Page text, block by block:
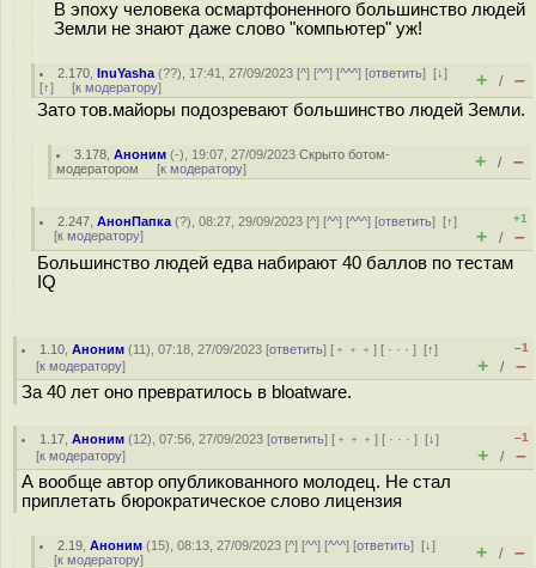
В эпоху человека осмартфоненного большинство людей
Земли не знают даже слово "компьютер" уж!
2.170 ,InuYasha (??), 17:41, 27/09/2023 [^] [^^] [^^^] [ответить][↓]
[↑] [к модератору] + / –
Зато тов.майоры подозревают большинство людей Земли.
3.178 ,Аноним (-), 19:07, 27/09/2023Скрыто ботом-
модератором [к модератору] + / –
2.247 ,АнонПапка (?), 08:27, 29/09/2023 [^] [^^] [^^^] [ответить][↑]
[к модератору]
+1
+ / –
Большинство людей едва набирают 40 баллов по тестам
IQ
1.10 ,Аноним (11), 07:18, 27/09/2023 [ответить] [ ﹢﹢﹢] [ · · ·][↑]
[к модератору]
–1
+ / –
За 40 лет оно превратилось в bloatware.
1.17 ,Аноним (12), 07:56, 27/09/2023 [ответить] [ ﹢﹢﹢] [ · · ·][↓]
[к модератору]
–1
+ / –
А вообще автор опубликованного молодец. Не стал
приплетать бюрократическое слово лицензия
2.19 ,Аноним (15), 08:13, 27/09/2023 [^] [^^] [^^^] [ответить][↓]
[к модератору] + / –